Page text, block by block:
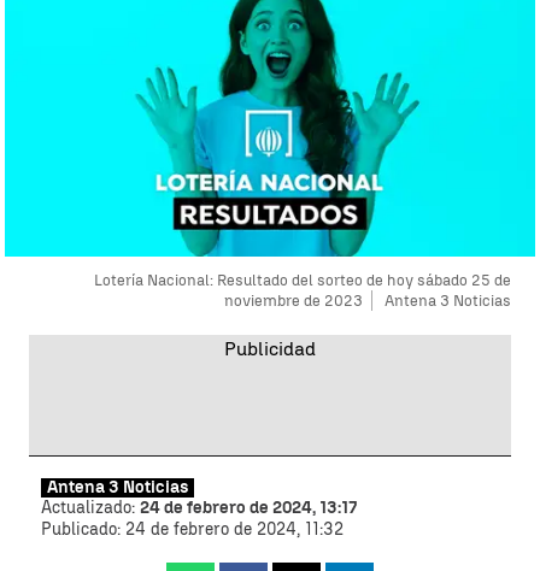
Lotería Nacional: Resultado del sorteo de hoy sábado 25 de
noviembre de 2023
Antena 3 Noticias
Antena 3 Noticias
Actualizado: 24 de febrero de 2024, 13:17
Publicado: 24 de febrero de 2024, 11:32